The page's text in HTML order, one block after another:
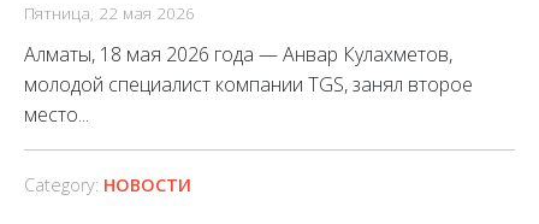
Пятница, 22 мая 2026
Алматы, 18 мая 2026 года — Анвар Кулахметов,
молодой специалист компании TGS, занял второе
место...
Category: НОВОСТИ